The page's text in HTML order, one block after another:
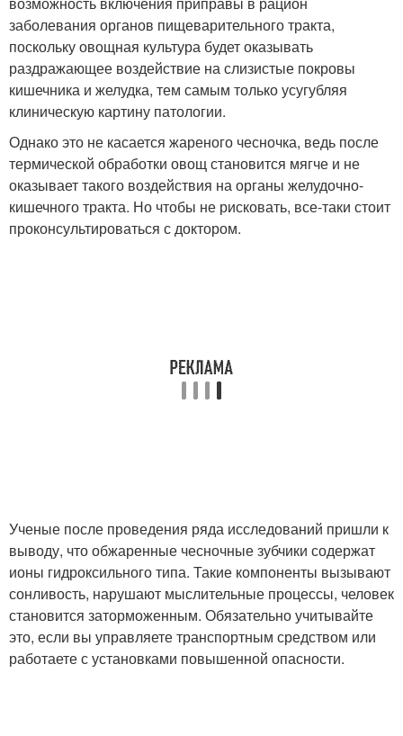
заболевания органов пищеварительного тракта,
поскольку овощная культура будет оказывать
раздражающее воздействие на слизистые покровы
кишечника и желудка, тем самым только усугубляя
клиническую картину патологии.
Однако это не касается жареного чесночка, ведь после
термической обработки овощ становится мягче и не
оказывает такого воздействия на органы желудочно-
кишечного тракта. Но чтобы не рисковать, все-таки стоит
проконсультироваться с доктором.
Ученые после проведения ряда исследований пришли к
выводу, что обжаренные чесночные зубчики содержат
ионы гидроксильного типа. Такие компоненты вызывают
сонливость, нарушают мыслительные процессы, человек
становится заторможенным. Обязательно учитывайте
это, если вы управляете транспортным средством или
работаете с установками повышенной опасности.